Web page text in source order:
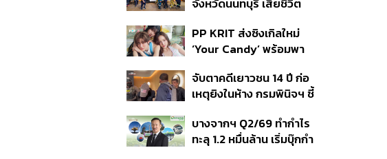
โรงแรมค้าง 7 ปี
จังหวัดนนทบุรี เสียชีวิต
ปมค้นประวัติคดีกราดยิงที่
สหรัฐฯ
PP KRIT ส่งซิงเกิลใหม่
‘Your Candy’ พร้อมพา
สิกวิดีโอ
จับตาคดีเยาวชน 14 ปี ก่อ
เหตุยิงในห้าง กรมพินิจฯ ชี้
เนื่อง ประเมินปล่อยตัว
บางจากฯ Q2/69 ทำกำไร
ทะลุ 1.2 หมื่นล้าน เริ่มบุ๊กกำ